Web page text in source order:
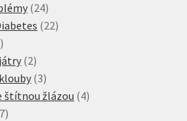
produktů
2424
produktů
2222
2
produkty
22
produkty
33
produkty
štítnou žlázou 44
97